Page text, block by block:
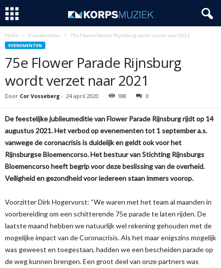
Home Evenementen 75e Flower Parade Rijnsburg wordt verzet naar 2021
EVENEMENTEN
75e Flower Parade Rijnsburg
wordt verzet naar 2021
Door Cor Vosseberg - 24 april 2020 188 0
De feestelijke jubileumeditie van Flower Parade Rijnsburg rijdt op 14
augustus 2021. Het verbod op evenementen tot 1 september a.s.
vanwege de coronacrisis is duidelijk en geldt ook voor het
Rijnsburgse Bloemencorso. Het bestuur van Stichting Rijnsburgs
Bloemencorso heeft begrip voor deze beslissing van de overheid.
Veiligheid en gezondheid voor iedereen staan immers voorop.
Voorzitter Dirk Hogervorst: “We waren met het team al maanden in
voorbereiding om een schitterende 75e parade te laten rijden. De
laatste maand hebben we natuurlijk wel rekening gehouden met de
mogelijke impact van de Coronacrisis. Als het maar enigszins mogelijk
was geweest en toegestaan, hadden we een bescheiden parade op
de weg kunnen brengen. Een groot deel van onze partners was